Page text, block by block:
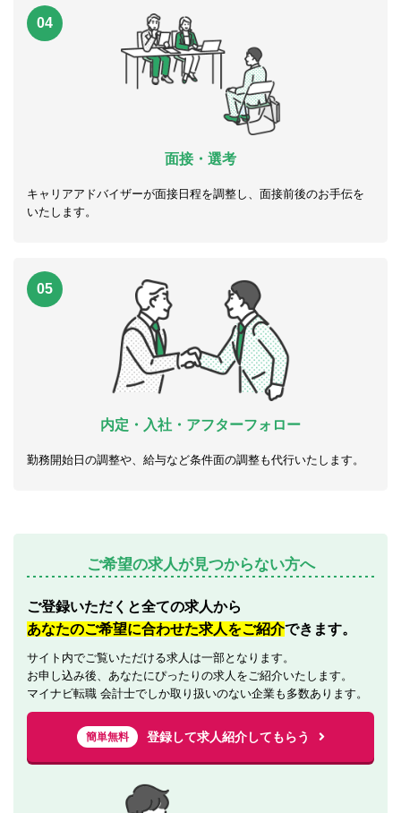
04
面接・選考
キャリアアドバイザーが面接日程を調整し、面接前後のお手伝を
いたします。
05
内定・入社・アフターフォロー
勤務開始日の調整や、給与など条件面の調整も代行いたします。
ご希望の求人が見つからない方へ
ご登録いただくと全ての求人から
あなたのご希望に合わせた求人をご紹介できます。
サイト内でご覧いただける求人は一部となります。
お申し込み後、あなたにぴったりの求人をご紹介いたします。
マイナビ転職 会計士でしか取り扱いのない企業も多数あります。
簡単無料 登録して求人紹介してもらう